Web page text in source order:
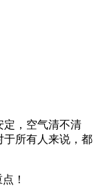
定，空气清不清
于所有人来说，都
！